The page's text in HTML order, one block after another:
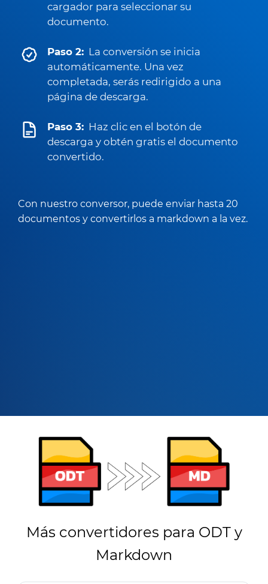
cargador para seleccionar su
documento.
Paso 2: La conversión se inicia
automáticamente. Una vez
completada, serás redirigido a una
página de descarga.
Paso 3: Haz clic en el botón de
descarga y obtén gratis el documento
convertido.
Con nuestro conversor, puede enviar hasta 20
documentos y convertirlos a markdown a la vez.
Más convertidores para ODT y
Markdown